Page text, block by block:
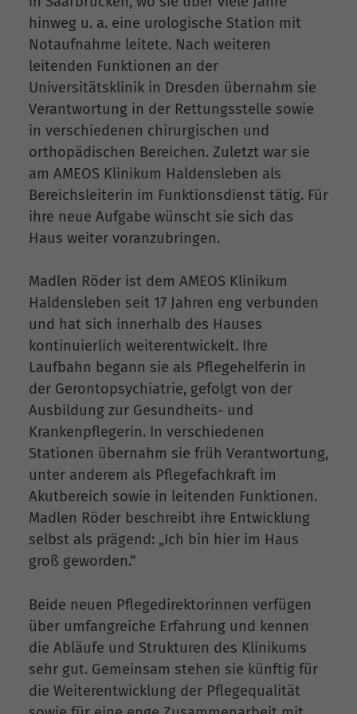
hinweg u. a. eine urologische Station mit
Notaufnahme leitete. Nach weiteren
leitenden Funktionen an der
Universitätsklinik in Dresden übernahm sie
Verantwortung in der Rettungsstelle sowie
in verschiedenen chirurgischen und
orthopädischen Bereichen. Zuletzt war sie
am AMEOS Klinikum Haldensleben als
Bereichsleiterin im Funktionsdienst tätig. Für
ihre neue Aufgabe wünscht sie sich das
Haus weiter voranzubringen.
Madlen Röder ist dem AMEOS Klinikum
Haldensleben seit 17 Jahren eng verbunden
und hat sich innerhalb des Hauses
kontinuierlich weiterentwickelt. Ihre
Laufbahn begann sie als Pflegehelferin in
der Gerontopsychiatrie, gefolgt von der
Ausbildung zur Gesundheits- und
Krankenpflegerin. In verschiedenen
Stationen übernahm sie früh Verantwortung,
unter anderem als Pflegefachkraft im
Akutbereich sowie in leitenden Funktionen.
Madlen Röder beschreibt ihre Entwicklung
selbst als prägend: „Ich bin hier im Haus
groß geworden.“
Beide neuen Pflegedirektorinnen verfügen
über umfangreiche Erfahrung und kennen
die Abläufe und Strukturen des Klinikums
sehr gut. Gemeinsam stehen sie künftig für
die Weiterentwicklung der Pflegequalität